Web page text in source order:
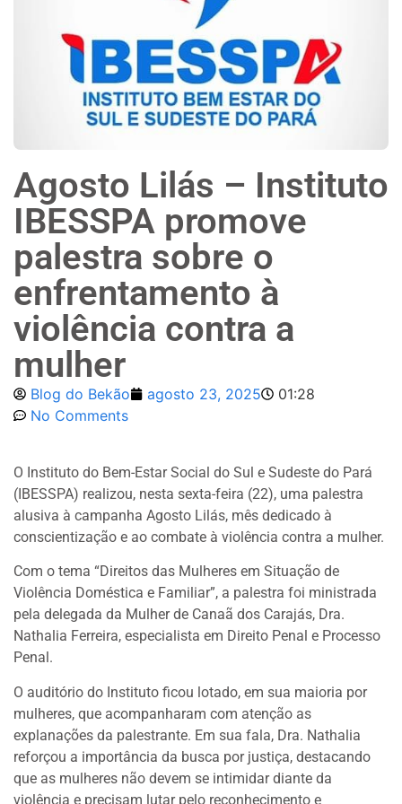
Agosto Lilás – Instituto
IBESSPA promove
palestra sobre o
enfrentamento à
violência contra a
mulher
Blog do Bekão agosto 23, 2025
01:28
No Comments
O Instituto do Bem-Estar Social do Sul e Sudeste do Pará
(IBESSPA) realizou, nesta sexta-feira (22), uma palestra
alusiva à campanha Agosto Lilás, mês dedicado à
conscientização e ao combate à violência contra a mulher.
Com o tema “Direitos das Mulheres em Situação de
Violência Doméstica e Familiar”, a palestra foi ministrada
pela delegada da Mulher de Canaã dos Carajás, Dra.
Nathalia Ferreira, especialista em Direito Penal e Processo
Penal.
O auditório do Instituto ficou lotado, em sua maioria por
mulheres, que acompanharam com atenção as
explanações da palestrante. Em sua fala, Dra. Nathalia
reforçou a importância da busca por justiça, destacando
que as mulheres não devem se intimidar diante da
violência e precisam lutar pelo reconhecimento e